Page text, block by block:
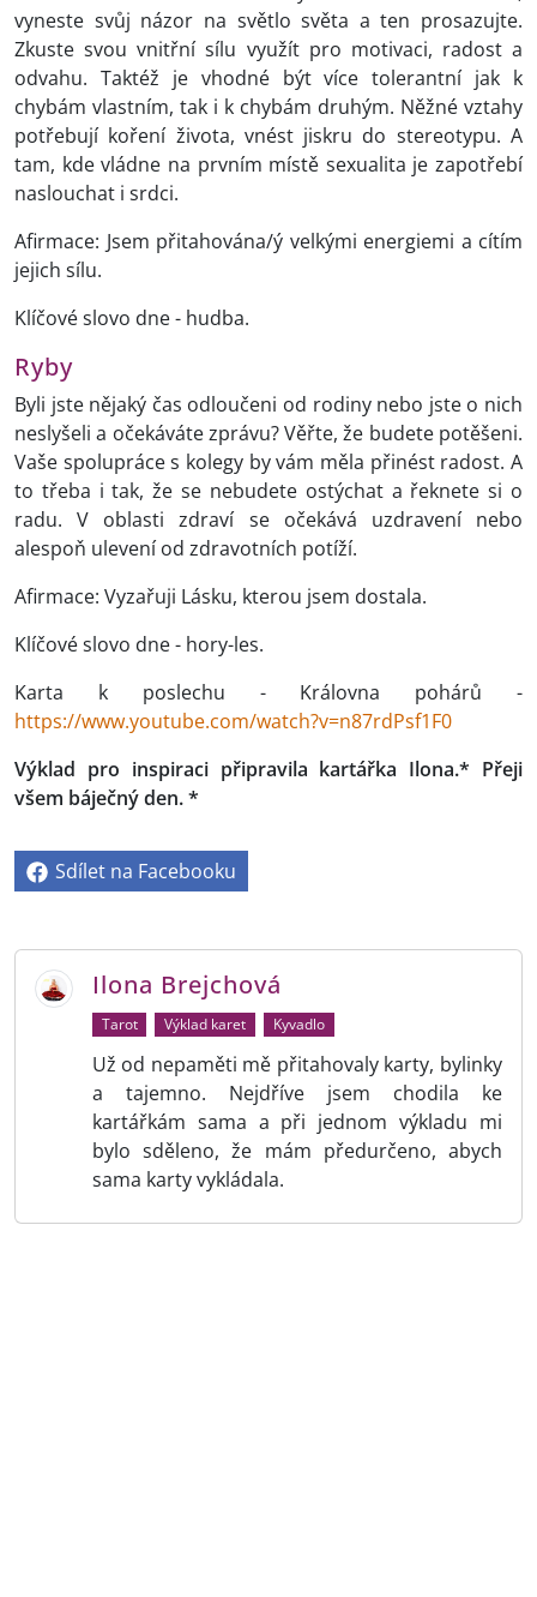
vyneste svůj názor na světlo světa a ten prosazujte.
Zkuste svou vnitřní sílu využít pro motivaci, radost a
odvahu. Taktéž je vhodné být více tolerantní jak k
chybám vlastním, tak i k chybám druhým. Něžné vztahy
potřebují koření života, vnést jiskru do stereotypu. A
tam, kde vládne na prvním místě sexualita je zapotřebí
naslouchat i srdci.
Afirmace: Jsem přitahována/ý velkými energiemi a cítím
jejich sílu.
Klíčové slovo dne - hudba.
Ryby
Byli jste nějaký čas odloučeni od rodiny nebo jste o nich
neslyšeli a očekáváte zprávu? Věřte, že budete potěšeni.
Vaše spolupráce s kolegy by vám měla přinést radost. A
to třeba i tak, že se nebudete ostýchat a řeknete si o
radu. V oblasti zdraví se očekává uzdravení nebo
alespoň ulevení od zdravotních potíží.
Afirmace: Vyzařuji Lásku, kterou jsem dostala.
Klíčové slovo dne - hory-les.
Karta k poslechu - Královna pohárů -
https://www.youtube.com/watch?v=n87rdPsf1F0
Výklad pro inspiraci připravila kartářka Ilona.* Přeji
všem báječný den. *
Sdílet na Facebooku
Ilona Brejchová
Tarot Výklad karet Kyvadlo
Už od nepaměti mě přitahovaly karty, bylinky
a tajemno. Nejdříve jsem chodila ke
kartářkám sama a při jednom výkladu mi
bylo sděleno, že mám předurčeno, abych
sama karty vykládala.